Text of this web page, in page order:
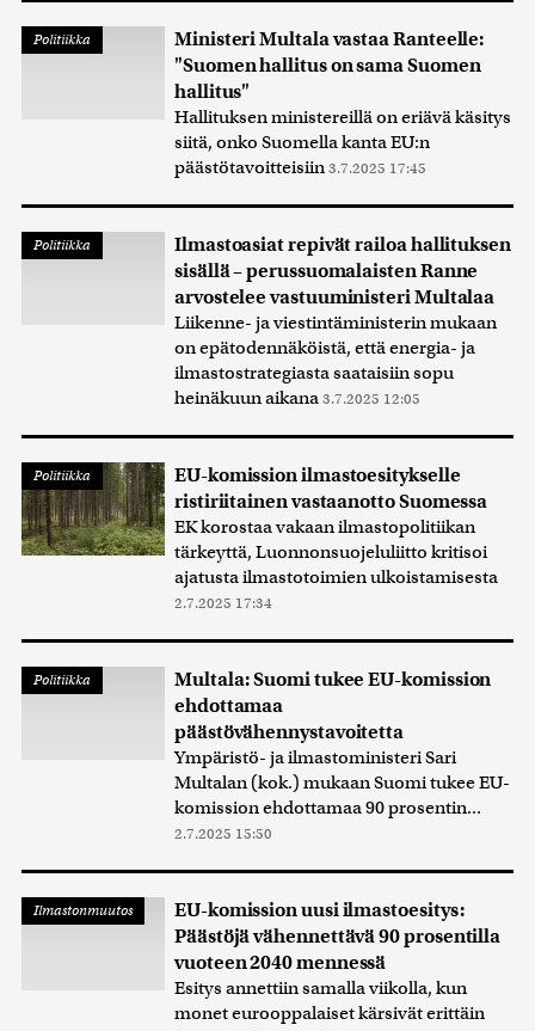
Politiikka
Ministeri Multala vastaa Ranteelle:
"Suomen hallitus on sama Suomen
hallitus"
Hallituksen ministereillä on eriävä käsitys
siitä, onko Suomella kanta EU:n
päästötavoitteisiin 3.7.2025 17:45
Politiikka
Ilmastoasiat repivät railoa hallituksen
sisällä – perussuomalaisten Ranne
arvostelee vastuuministeri Multalaa
Liikenne- ja viestintäministerin mukaan
on epätodennäköistä, että energia- ja
ilmastostrategiasta saataisiin sopu
heinäkuun aikana 3.7.2025 12:05
Politiikka
EU-komission ilmastoesitykselle
ristiriitainen vastaanotto Suomessa
EK korostaa vakaan ilmastopolitiikan
tärkeyttä, Luonnonsuojeluliitto kritisoi
ajatusta ilmastotoimien ulkoistamisesta
2.7.2025 17:34
Politiikka
Multala: Suomi tukee EU-komission
ehdottamaa
päästövähennystavoitetta
Ympäristö- ja ilmastoministeri Sari
Multalan (kok.) mukaan Suomi tukee EU-
komission ehdottamaa 90 prosentin...
2.7.2025 15:50
Ilmastonmuutos
EU-komission uusi ilmastoesitys:
Päästöjä vähennettävä 90 prosentilla
vuoteen 2040 mennessä
Esitys annettiin samalla viikolla, kun
monet eurooppalaiset kärsivät erittäin